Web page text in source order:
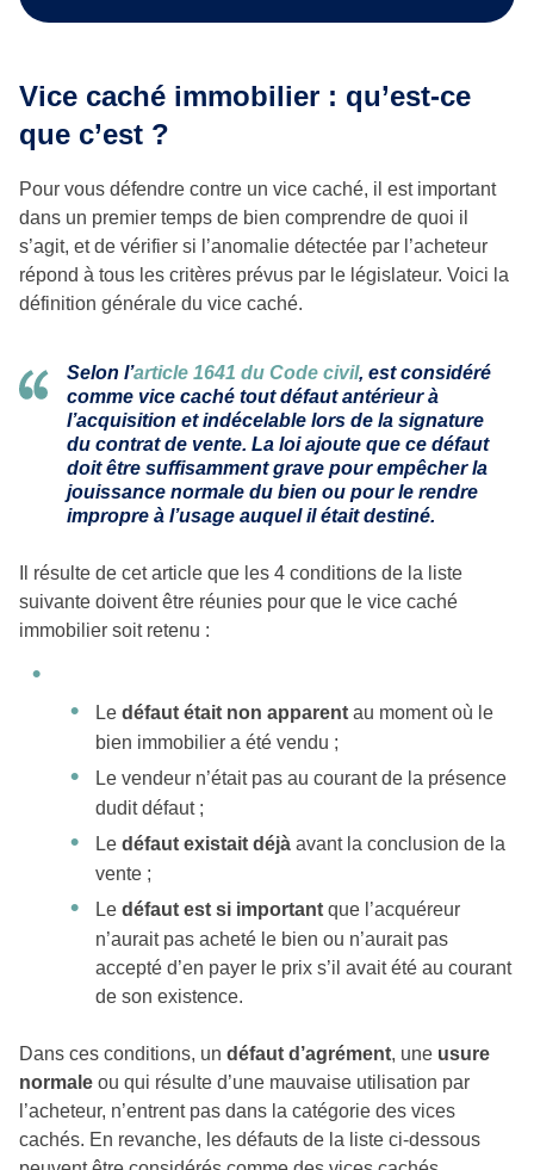
Vice caché immobilier : qu’est-ce
que c’est ?
Pour vous défendre contre un vice caché, il est important
dans un premier temps de bien comprendre de quoi il
s’agit, et de vérifier si l’anomalie détectée par l’acheteur
répond à tous les critères prévus par le législateur. Voici la
définition générale du vice caché.
Selon l’article 1641 du Code civil, est considéré
comme vice caché tout défaut antérieur à
l’acquisition et indécelable lors de la signature
du contrat de vente. La loi ajoute que ce défaut
doit être suffisamment grave pour empêcher la
jouissance normale du bien ou pourle rendre
impropre à l’usage auquel il était destiné.
Il résulte de cet article que les 4 conditions de la liste
suivante doivent être réunies pour que le vice caché
immobilier soit retenu :
Le défaut était non apparent au moment où le
bien immobilier a été vendu ;
Le vendeur n’était pas au courant de la présence
dudit défaut ;
Le défaut existait déjà avant la conclusion de la
vente ;
Le défaut est si important que l’acquéreur
n’aurait pas acheté le bien ou n’aurait pas
accepté d’en payer le prix s’il avait été au courant
de son existence.
Dans ces conditions, un défaut d’agrément, une usure
normale ou qui résulte d’une mauvaise utilisation par
l’acheteur, n’entrent pas dans la catégorie des vices
cachés. En revanche, les défauts de la liste ci-dessous